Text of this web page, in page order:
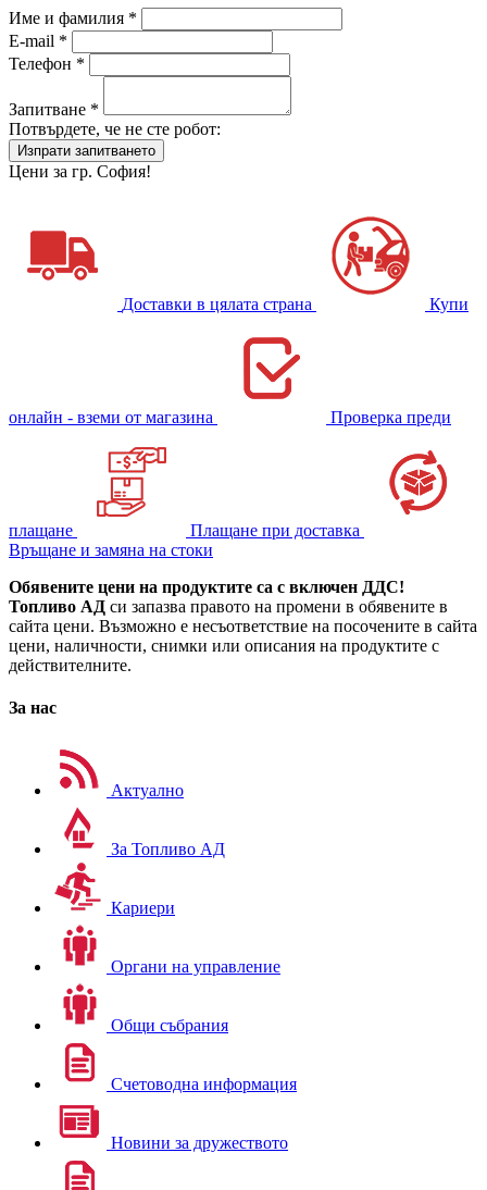
Име и фамилия *
E-mail *
Телефон *
Запитване *
Потвърдете, че не сте робот:
Цени за гр. София!
Доставки в цялата страна Купи
онлайн - вземи от магазина Проверка преди
плащане
Плащане при доставка
Връщане и замяна на стоки
Обявените цени на продуктите са с включен ДДС!
Топливо АД си запазва правото на промени в обявените в
сайта цени. Възможно е несъответствие на посочените в сайта
цени, наличности, снимки или описания на продуктите с
действителните.
За нас
Актуално
За Топливо АД
Кариери
Органи на управление
Общи събрания
Счетоводна информация
Новини за дружеството